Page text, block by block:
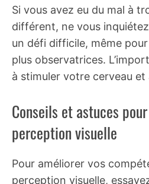
Si vous avez eu du mal à
différent, ne vous
un défi difficile, même
plus observatrices.
à stimuler votre cerveau et
Conseils et astuces
perception visuelle
Pour améliorer vos
perception visuelle,